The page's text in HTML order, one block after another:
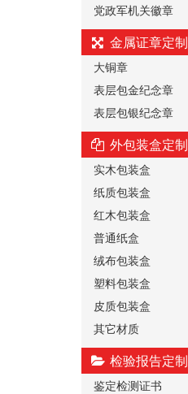
党政军机关徽章
金属证章定制
大铜章
表层包金纪念章
表层包银纪念章
外包装盒定制
实木包装盒
纸质包装盒
红木包装盒
普通纸盒
绒布包装盒
塑料包装盒
皮质包装盒
其它材质
检验报告定制
鉴定检测证书